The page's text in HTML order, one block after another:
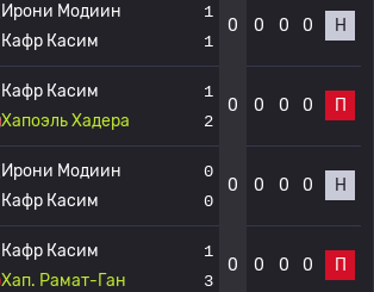
Ирони Модиин
Кафр Касим
1
1
0 0 0 0 Н
Кафр Касим
Хапоэль Хадера
1
2
0 0 0 0 П
Ирони Модиин
Кафр Касим
0
0
0 0 0 0 Н
Кафр Касим
Хап. Рамат-Ган
1
3
0 0 0 0 П